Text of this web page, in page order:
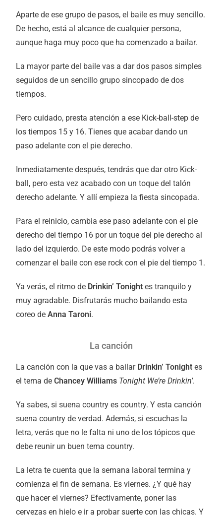
Aparte de ese grupo de pasos, el baile es muy sencillo.
De hecho, está al alcance de cualquier persona,
aunque haga muy poco que ha comenzado a bailar.
La mayor parte del baile vas a dar dos pasos simples
seguidos de un sencillo grupo sincopado de dos
tiempos.
Pero cuidado, presta atención a ese Kick-ball-step de
los tiempos 15 y 16. Tienes que acabar dando un
paso adelante con el pie derecho.
Inmediatamente después, tendrás que dar otro Kick-
ball, pero esta vez acabado con un toque del talón
derecho adelante. Y allí empieza la fiesta sincopada.
Para el reinicio, cambia ese paso adelante con el pie
derecho del tiempo 16 por un toque del pie derecho al
lado del izquierdo. De este modo podrás volver a
comenzar el baile con ese rock con el pie del tiempo 1.
Ya verás, el ritmo de Drinkin’ Tonightes tranquilo y
muy agradable. Disfrutarás mucho bailando esta
coreo deAnna Taroni.
La canción
La canción con la que vas a bailar Drinkin’ Tonight es
el tema deChancey Williams Tonight We’re Drinkin’.
Ya sabes, si suena country es country. Y esta canción
suena country de verdad. Además, si escuchas la
letra, verás que no le falta ni uno de los tópicos que
debe reunir un buen tema country.
La letra te cuenta que la semana laboral termina y
comienza el fin de semana. Es viernes. ¿Y qué hay
que hacer el viernes? Efectivamente, poner las
cervezas en hielo e ir a probar suerte con las chicas. Y